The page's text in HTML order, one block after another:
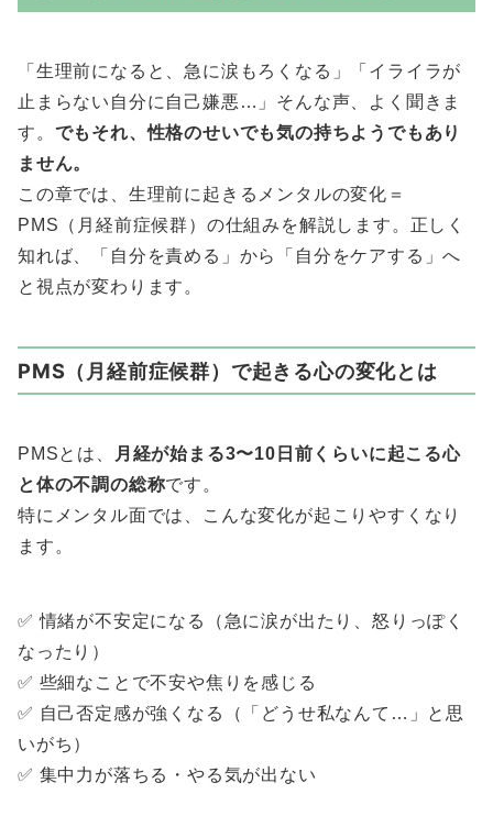
「生理前になると、急に涙もろくなる」「イライラが
止まらない自分に自己嫌悪…」そんな声、よく聞きま
す。 でもそれ、性格のせいでも気の持ちようでもあり
ません。
この章では、生理前に起きるメンタルの変化＝
PMS（月経前症候群）の仕組みを解説します。正しく
知れば、「自分を責める」から「自分をケアする」へ
と視点が変わります。
PMS（月経前症候群）で起きる心の変化とは
PMSとは、
月経が始まる3〜10日前くらいに起こる心
と体の不調の総称です。
特にメンタル面では、こんな変化が起こりやすくなり
ます。
✅ 情緒が不安定になる（急に涙が出たり、怒りっぽく
なったり）
✅ 些細なことで不安や焦りを感じる
✅ 自己否定感が強くなる（「どうせ私なんて…」と思
いがち）
✅ 集中力が落ちる・やる気が出ない